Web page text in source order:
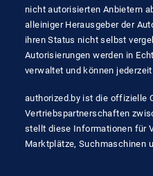
nicht autorisierten Anbietern
alleiniger Herausgeber der
ihren Status nicht selbst
Autorisierungen werden in
verwaltet und können
authorized.by ist die offizielle
Vertriebspartnerschaften
stellt diese Informationen für
Marktplätze, Suchmaschinen